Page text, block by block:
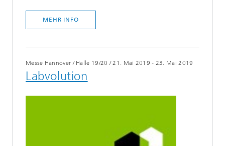
MEHR INFO
Messe Hannover / Halle 19/20 /21. Mai 2019 - 23. Mai 2019
Labvolution